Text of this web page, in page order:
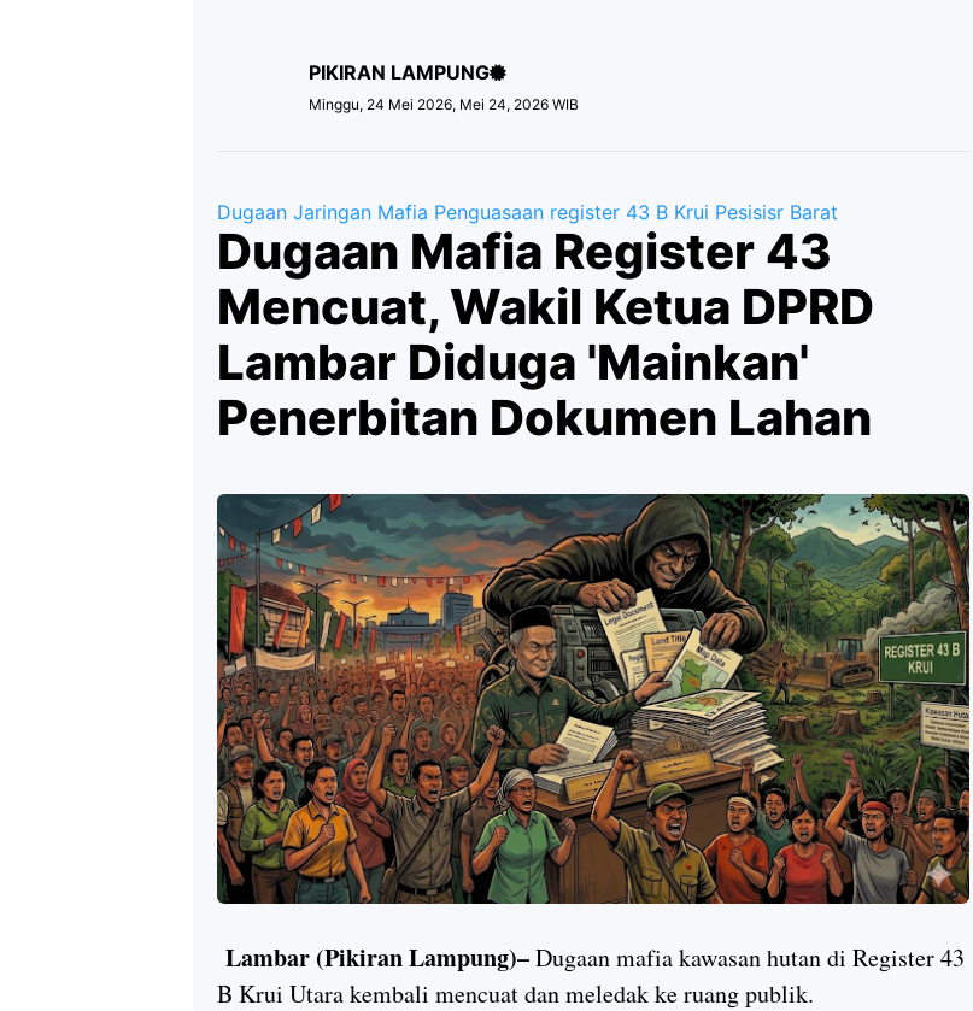
PIKIRAN LAMPUNG
Minggu, 24 Mei 2026, Mei 24, 2026 WIB
Dugaan Jaringan Mafia Penguasaan register 43 B Krui Pesisisr Barat
Dugaan Mafia Register 43
Mencuat, Wakil Ketua DPRD
Lambar Diduga 'Mainkan'
Penerbitan Dokumen Lahan
Lambar (Pikiran Lampung)–Dugaan mafia kawasan hutan di Register 43
B Krui Utara kembali mencuat dan meledak ke ruang publik.